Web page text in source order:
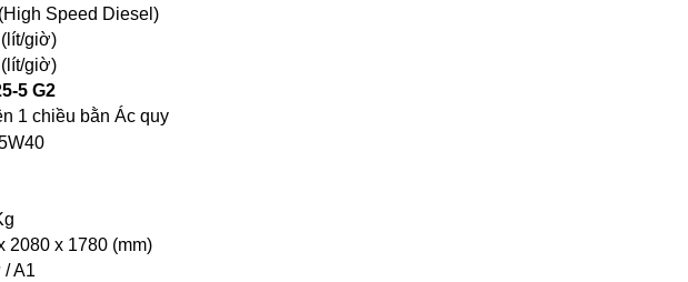
Speed Diesel)
giờ)
giờ)
5 G2
1 chiều bằn Ác quy
2080 x 1780 (mm)
A1